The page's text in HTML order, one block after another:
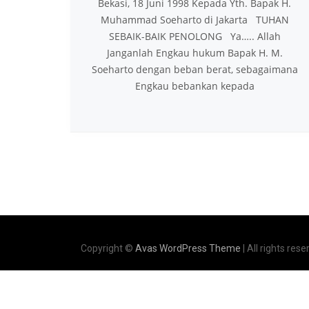
Bekasi, 18 Juni 1998 Kepada Yth. Bapak H.
Muhammad Soeharto di Jakarta TUHAN
SEBAIK-BAIK PENOLONG Ya….. Allah
Janganlah Engkau hukum Bapak H. M.
Soeharto dengan beban berat, sebagaimana
Engkau bebankan kepada
Copyright © Avas WordPress Theme | All rights